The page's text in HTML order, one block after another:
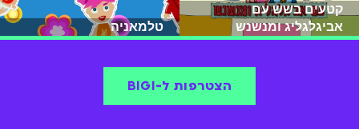
קטעים בשש עם
אביגלגליג ומנשנש
טלמאניה
הצטרפות ל-BIGI